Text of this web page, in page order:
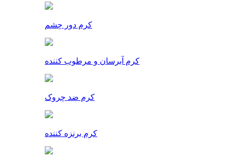
کرم دور چشم
کرم آبرسان و مرطوب کننده
کرم ضد چروک
کرم برنزه کننده